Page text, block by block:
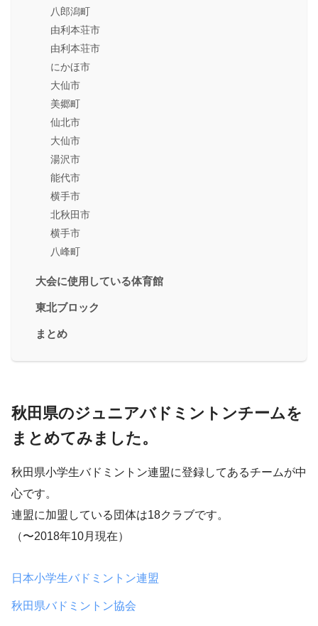
八郎潟町
由利本荘市
由利本荘市
にかほ市
大仙市
美郷町
仙北市
大仙市
湯沢市
能代市
横手市
北秋田市
横手市
八峰町
大会に使用している体育館
東北ブロック
まとめ
秋田県のジュニアバドミントンチームを
まとめてみました。
秋田県小学生バドミントン連盟に登録してあるチームが中
心です。
連盟に加盟している団体は18クラブです。
（〜2018年10月現在）
日本小学生バドミントン連盟
秋田県バドミントン協会